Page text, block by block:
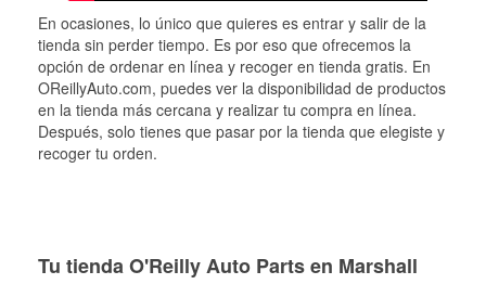
En ocasiones, lo único que quieres es entrar y salir de la
tienda sin perder tiempo. Es por eso que ofrecemos la
opción de ordenar en línea y recoger en tienda gratis. En
OReillyAuto.com, puedes ver la disponibilidad de productos
en la tienda más cercana y realizar tu compra en línea.
Después, solo tienes que pasar por la tienda que elegiste y
recoger tu orden.
Tu tienda O'Reilly Auto Parts en Marshall